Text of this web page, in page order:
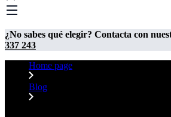
¿No sabes qué elegir? Contacta con
337 243
Home page
Blog